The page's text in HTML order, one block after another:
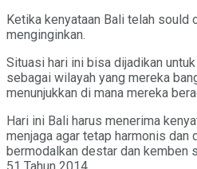
Ketika kenyataan Bali telah sould
menginginkan.
Situasi hari ini bisa dijadikan
sebagai wilayah yang mereka
menunjukkan di mana mereka
Hari ini Bali harus menerima
menjaga agar tetap harmonis dan
bermodalkan destar dan kemben